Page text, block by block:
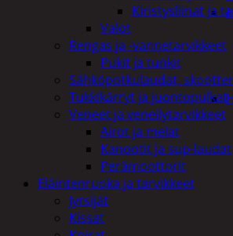
Kiristysliinat ja
Valot
Rengas ja -vannetarvikkeet
Pukit ja tunkit
Sähköpotkulaudat,
Tukkikärryt ja juontopulkat
Veneet ja veneilytarvikkeet
Airot ja melat
Kanootit ja sup-laudat
Perämoottorit
Eläintenruoka ja tarvikkeet
Jyrsijät
Kissat